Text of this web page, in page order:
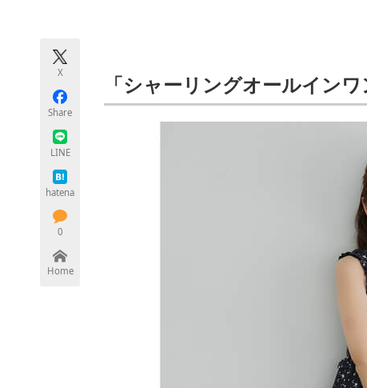
X
Share
LINE
hatena
0
Home
「シャーリングオールイン